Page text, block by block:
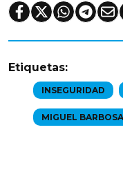
Etiquetas:
INSEGURIDAD
MIGUEL